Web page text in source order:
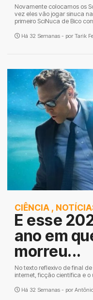
Novamente colocamos os
vez eles vão jogar sinuca
primeiro SciNuca de Bico
Há 32 Semanas - por Tarik
CIÊNCIA ,
E esse
ano em
morreu...
No texto reflexivo de final
internet, ficção científica e o
Há 32 Semanas - por